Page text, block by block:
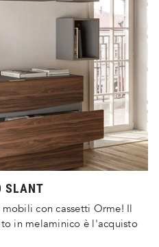
SLANT
con cassetti Orme! Il
in melaminico è l'acquisto